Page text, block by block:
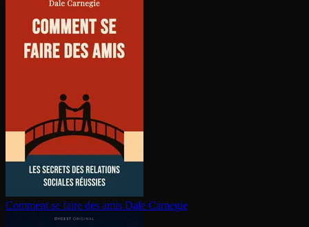
Comment se faire des amis Dale Carnegie